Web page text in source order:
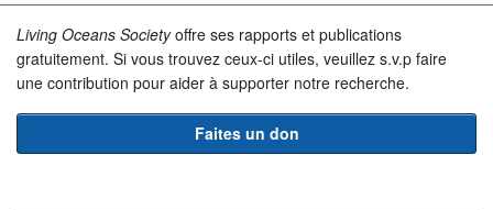
Living Oceans Societyoffre ses rapports et publications
gratuitement. Si vous trouvez ceux-ci utiles, veuillez s.v.p faire
une contribution pour aider à supporter notre recherche.
Faites un don